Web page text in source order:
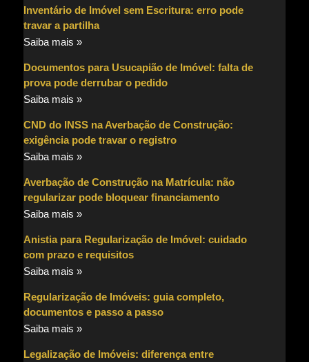
Inventário de Imóvel sem Escritura: erro pode
travar a partilha
Saiba mais »
Documentos para Usucapião de Imóvel: falta de
prova pode derrubar o pedido
Saiba mais »
CND do INSS na Averbação de Construção:
exigência pode travar o registro
Saiba mais »
Averbação de Construção na Matrícula: não
regularizar pode bloquear financiamento
Saiba mais »
Anistia para Regularização de Imóvel: cuidado
com prazo e requisitos
Saiba mais »
Regularização de Imóveis: guia completo,
documentos e passo a passo
Saiba mais »
Legalização de Imóveis: diferença entre